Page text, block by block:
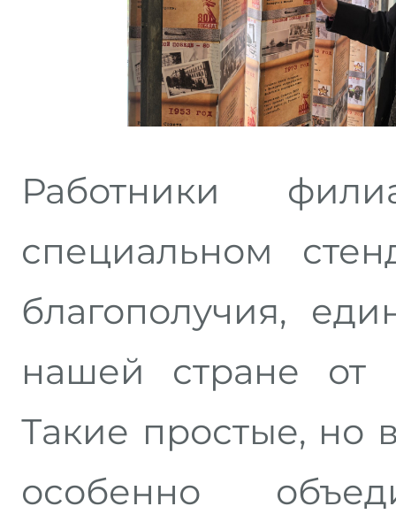
Работники
специальном
благополучия,
нашей стране от
Такие простые, но
особенно